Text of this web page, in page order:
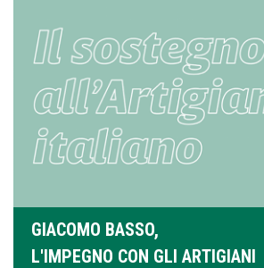
GIACOMO BASSO,
L'IMPEGNO CON GLI ARTIGIANI